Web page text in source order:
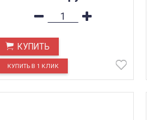
КУПИТЬ